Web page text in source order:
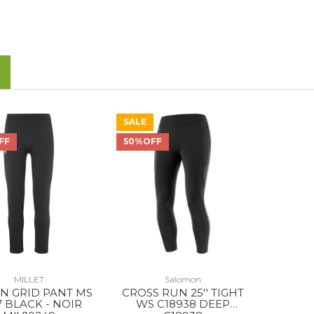
MILLET
GRID PANT MS
BLACK - NOIR
SALE
50%OFF
Salomon
CROSS RUN 25'' TIGHT
WS C18938 DEEP